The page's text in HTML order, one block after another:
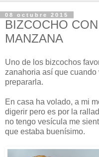
08 octubre 2015
BIZCOCHO
MANZANA
Uno de los bizcochos
zanahoria así que
prepararla.
En casa ha volado, a mi
digerir pero es por la
no tengo vesícula me
que estaba buenísimo.